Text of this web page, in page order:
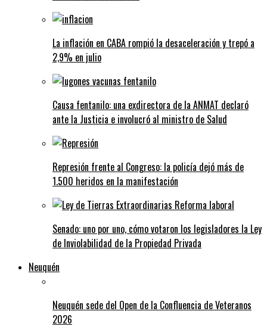
La inflación en CABA rompió la desaceleración y trepó a
2,9% en julio
Causa fentanilo: una exdirectora de la ANMAT declaró
ante la Justicia e involucró al ministro de Salud
Represión frente al Congreso: la policía dejó más de
1.500 heridos en la manifestación
Senado: uno por uno, cómo votaron los legisladores la Ley
de Inviolabilidad de la Propiedad Privada
Neuquén
Neuquén sede del Open de la Confluencia de Veteranos
2026